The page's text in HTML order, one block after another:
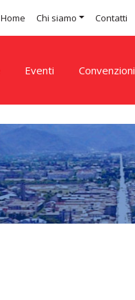
Home Chi siamo Contatti
Eventi Convenzioni